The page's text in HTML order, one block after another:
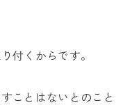
付くからです。
ことはないとのこと